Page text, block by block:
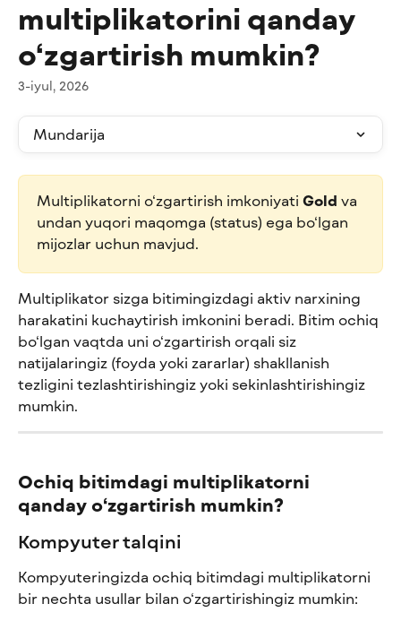
multiplikatorini qanday
o‘zgartirish mumkin?
3-iyul, 2026
Mundarija
Multiplikatorni o‘zgartirish imkoniyati Gold va
undan yuqori maqomga (status) ega bo‘lgan
mijozlar uchun mavjud.
Multiplikator sizga bitimingizdagi aktiv narxining
harakatini kuchaytirish imkonini beradi. Bitim ochiq
bo‘lgan vaqtda uni o‘zgartirish orqali siz
natijalaringiz (foyda yoki zararlar) shakllanish
tezligini tezlashtirishingiz yoki sekinlashtirishingiz
mumkin.
Ochiq bitimdagi multiplikatorni
qanday o‘zgartirish mumkin?
Kompyuter talqini
Kompyuteringizda ochiq bitimdagi multiplikatorni
bir nechta usullar bilan o‘zgartirishingiz mumkin: